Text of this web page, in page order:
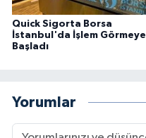
Quick Sigorta Borsa
İstanbul'da İşlem Görmeye
Başladı
Yorumlar